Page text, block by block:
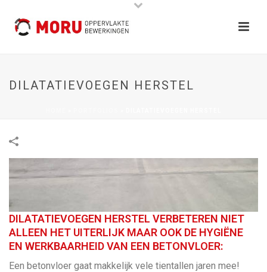
DILATATIEVOEGEN HERSTEL
DILATATIEVOEGEN HERSTEL VERBETEREN NIET
ALLEEN HET UITERLIJK MAAR OOK DE HYGIËNE
EN WERKBAARHEID VAN EEN BETONVLOER:
Een betonvloer gaat makkelijk vele tientallen jaren mee!